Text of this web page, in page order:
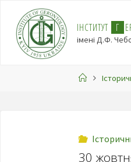
ІНСТИТУТ Г Е
імені Д.Ф.
30